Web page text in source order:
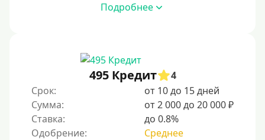
10 дней
2 недели
15 дней
Подробнее
495 Кредит
4
Срок:
от 10 до 15 дней
Сумма:
от 2 000 до 20 000 ₽
Ставка:
до 0.8%
Одобрение:
Среднее